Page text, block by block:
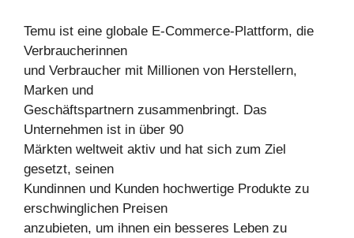
Temu ist eine globale E-Commerce-Plattform, die
Verbraucherinnen
und Verbraucher mit Millionen von Herstellern,
Marken und
Geschäftspartnern zusammenbringt. Das
Unternehmen ist in über 90
Märkten weltweit aktiv und hat sich zum Ziel
gesetzt, seinen
Kundinnen und Kunden hochwertige Produkte zu
erschwinglichen Preisen
anzubieten, um ihnen ein besseres Leben zu